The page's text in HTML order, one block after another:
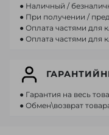
● Наличный /
● При получении /
● Оплата частями для
● Оплата частями для
● Гарантия на весь
● Обмен\возврат